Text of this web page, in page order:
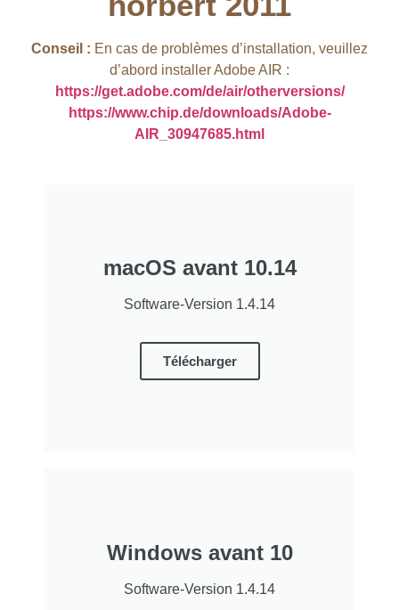
Conseil : En cas de problèmes d’installation, veuillez
d’abord installer Adobe AIR :
https://get.adobe.com/de/air/otherversions/
https://www.chip.de/downloads/Adobe-
AIR_30947685.html
macOS avant 10.14
Software-Version 1.4.14
Télécharger
Windows avant 10
Software-Version 1.4.14